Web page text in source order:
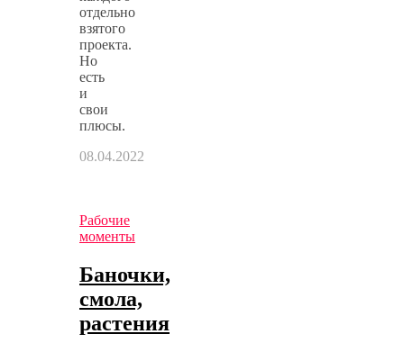
отдельно
взятого
проекта.
Но
есть
и
свои
плюсы.
08.04.2022
Рабочие
моменты
Баночки,
смола,
растения